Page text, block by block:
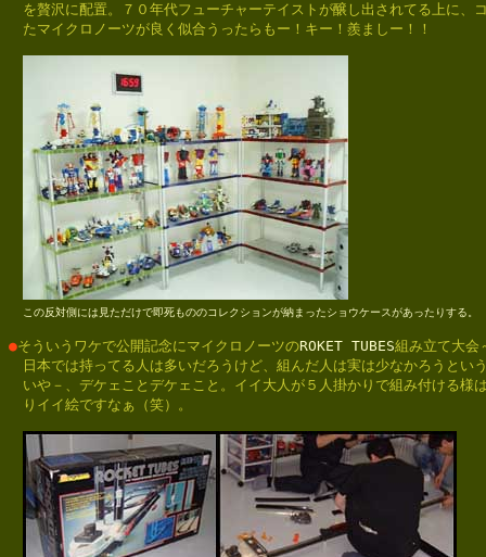
を贅沢に配置。７０年代フューチャーテイストが醸し出されてる上に、
たマイクロノーツが良く似合うったらもー！キー！羨ましー！！
この反対側には見ただけで即死もののコレクションが納まったショウケースがあったりする。
●そういうワケで公開記念にマイクロノーツのROKET TUBES組み立て大会
日本では持ってる人は多いだろうけど、組んだ人は実は少なかろうとい
いや－、デケェことデケェこと。イイ大人が５人掛かりで組み付ける様
りイイ絵ですなぁ（笑）。